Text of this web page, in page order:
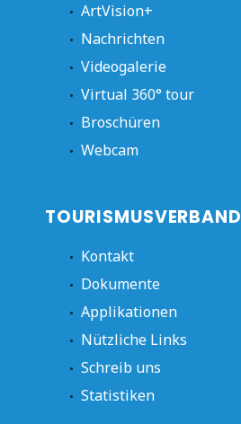
ArtVision+
Nachrichten
Videogalerie
Virtual 360° tour
Broschüren
Webcam
TOURISMUSVERBAND
Kontakt
Dokumente
Applikationen
Nützliche Links
Schreib uns
Statistiken